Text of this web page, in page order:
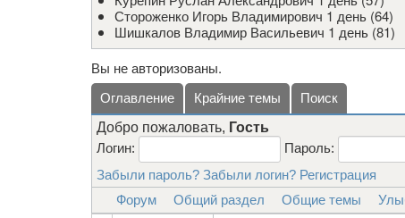
Стороженко Игорь Владимирович 1 день (64)
Шишкалов Владимир Васильевич 1 день (81)
Вы не авторизованы.
Оглавление Крайние темы
Поиск
Добро пожаловать, Гость
Логин:
Пароль:
Забыли пароль? Забыли логин? Регистрация
Форум
Общий раздел Общие темы